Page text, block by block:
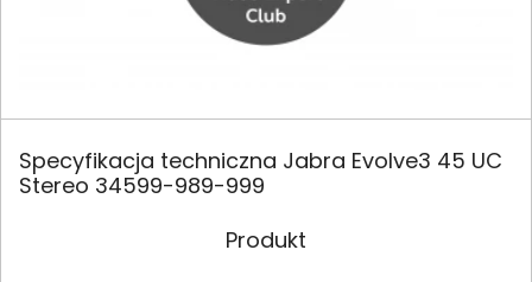
Specyfikacja techniczna Jabra Evolve3 45 UC
Stereo 34599-989-999
Produkt